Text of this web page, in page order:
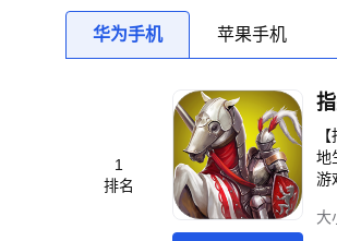
华为手机 苹果手机
1
排名
地
游
筑
大